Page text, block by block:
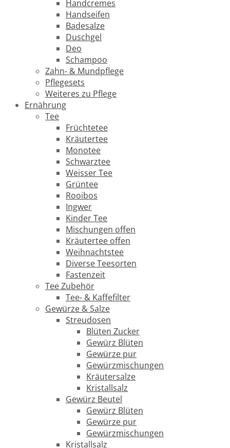
Handcremes
Handseifen
Badesalze
Duschgel
Deo
Schampoo
Zahn- & Mundpflege
Pflegesets
Weiteres zu Pflege
Ernährung
Tee
Früchtetee
Kräutertee
Monotee
Schwarztee
Weisser Tee
Grüntee
Rooibos
Ingwer
Kinder Tee
Mischungen offen
Kräutertee offen
Weihnachtstee
Diverse Teesorten
Fastenzeit
Tee Zubehör
Tee- & Kaffefilter
Gewürze & Salze
Streudosen
Blüten Zucker
Gewürz Blüten
Gewürze pur
Gewürzmischungen
Kräutersalze
Kristallsalz
Gewürz Beutel
Gewürz Blüten
Gewürze pur
Gewürzmischungen
Kristallsalz